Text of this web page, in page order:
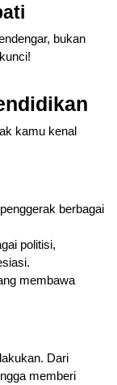
bukan
kamu kenal
berbagai
politisi,
membawa
Dari
memberi